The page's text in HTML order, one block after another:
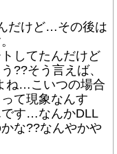
だけど…その後は
してたんだけど
??そう言えば、
ね…こいつの場合
て現象なんす
です…なんかDLL
な??なんやかや